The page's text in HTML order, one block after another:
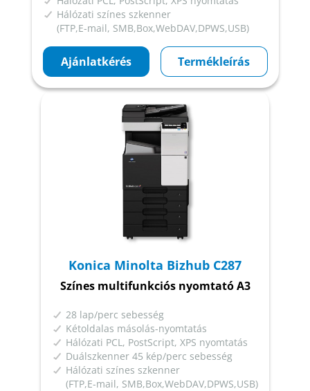
Hálózati színes szkenner
(FTP,E-mail, SMB,Box,WebDAV,DPWS,USB)
Ajánlatkérés Termékleírás
Konica Minolta Bizhub C287
Színes multifunkciós nyomtató A3
28 lap/perc sebesség
Kétoldalas másolás-nyomtatás
Hálózati PCL, PostScript, XPS nyomtatás
Duálszkenner 45 kép/perc sebesség
Hálózati színes szkenner
(FTP,E-mail, SMB,Box,WebDAV,DPWS,USB)